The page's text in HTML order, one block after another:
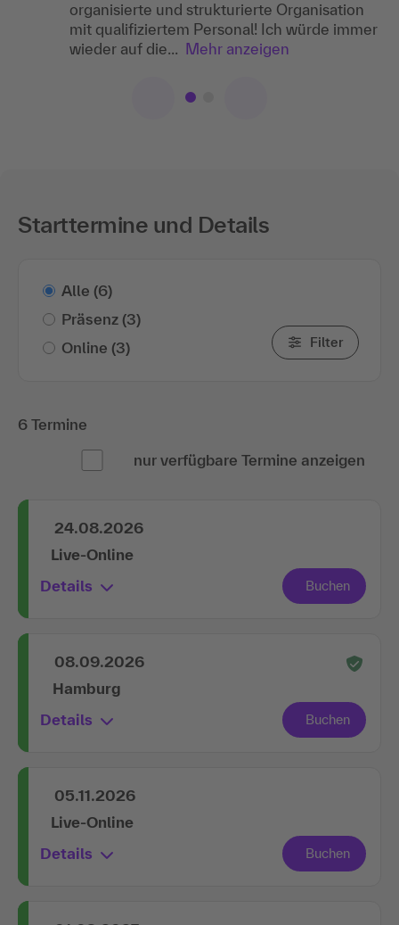
organisierte und strukturierte Organisation
mit qualifiziertem Personal! Ich würde immer
wieder auf die... Mehr anzeigen
Starttermine und Details
Alle (6)
Präsenz (3)
Online (3) Filter
6 Termine
nur verfügbare Termine anzeigen
24.08.2026
Live-Online
Details
08.09.2026
Hamburg
Details
05.11.2026
Live-Online
Details